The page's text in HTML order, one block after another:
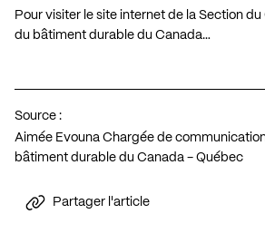
Pour visiter le site internet de la Section du
du bâtiment durable du Canada…
Source :
Aimée Evouna Chargée de
bâtiment durable du Canada - Québec
Partager l'article